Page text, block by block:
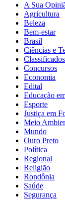
A Sua
Agricultura
Beleza
Bem-estar
Brasil
Ciências e
Classificados
Concursos
Economia
Edital
Educação
Esporte
Justiça em
Meio
Mundo
Ouro Preto
Política
Regional
Religião
Rondônia
Saúde
Segurança